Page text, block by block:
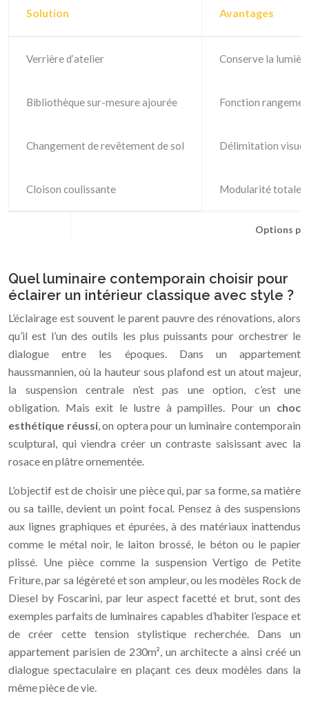
Options
Solution Avantages
Verrière d’atelier Conserve la
Bibliothèque sur-mesure ajourée Fonction
Changement de revêtement de sol Délimitation
Cloison coulissante Modularité totale
Quel luminaire contemporain choisir pour
éclairer un intérieur classique avec style ?
L’éclairage est souvent le parent pauvre des rénovations, alors
qu’il est l’un des outils les plus puissants pour orchestrer le
dialogue entre les époques. Dans un appartement
haussmannien, où la hauteur sous plafond est un atout majeur,
la suspension centrale n’est pas une option, c’est une
obligation. Mais exit le lustre à pampilles. Pour un choc
esthétique réussi, on optera pour un luminaire contemporain
sculptural, qui viendra créer un contraste saisissant avec la
rosace en plâtre ornementée.
L’objectif est de choisir une pièce qui, par sa forme, sa matière
ou sa taille, devient un point focal. Pensez à des suspensions
aux lignes graphiques et épurées, à des matériaux inattendus
comme le métal noir, le laiton brossé, le béton ou le papier
plissé. Une pièce comme la suspension Vertigo de Petite
Friture, par sa légèreté et son ampleur, ou les modèles Rock de
Diesel by Foscarini, par leur aspect facetté et brut, sont des
exemples parfaits de luminaires capables d’habiter l’espace et
de créer cette tension stylistique recherchée. Dans un
appartement parisien de 230m², un architecte a ainsi créé un
dialogue spectaculaire en plaçant ces deux modèles dans la
même pièce de vie.